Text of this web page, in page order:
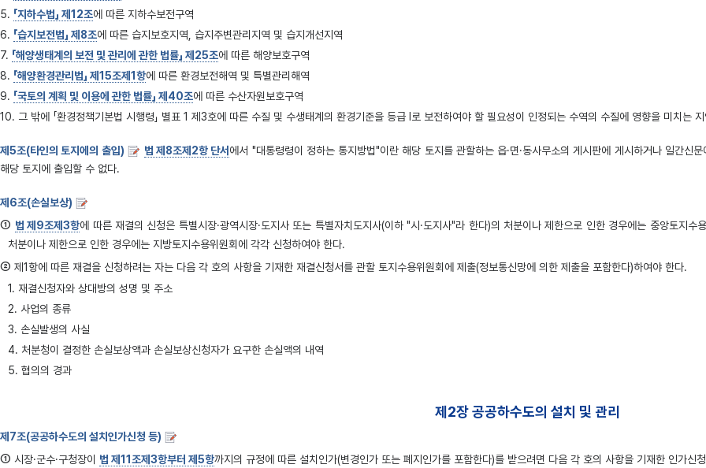
5. 「지하수법」 제12조에 따른 지하수보전구역
6. 「습지보전법」 제8조에 따른 습지보호지역, 습지주변관리지역 및 습지개선지역
7. 「해양생태계의 보전 및 관리에 관한 법률」 제25조에 따른 해양보호구역
8. 「해양환경관리법」 제15조제1항에 따른 환경보전해역 및 특별관리해역
9. 「국토의 계획 및 이용에 관한 법률」 제40조에 따른 수산자원보호구역
10. 그 밖에 「환경정책기본법 시행령」 별표 1 제3호에 따른 수질 및 수생태계의 환경기준을 등급 I로 보전하여야 할 필요성이 인정되는 수역의 수질에 영향을 미치는
제5조(타인의 토지에의 출입) 법 제8조제2항 단서 에서 "대통령령이 정하는 통지방법"이란 해당 토지를 관할하는 읍·면·동사무소의 게시판에 게시하거나 일간
해당 토지에 출입할 수 없다.
제6조(손실보상)
① 법 제9조제3항에 따른 재결의 신청은 특별시장·광역시장·도지사 또는 특별자치도지사(이하 "시·도지사"라 한다)의 처분이나 제한으로 인한 경우에는 중앙토지수
처분이나 제한으로 인한 경우에는 지방토지수용위원회에 각각 신청하여야 한다.
② 제1항에 따른 재결을 신청하려는 자는 다음 각 호의 사항을 기재한 재결신청서를 관할 토지수용위원회에 제출(정보통신망에 의한 제출을 포함한다)하여야 한다.
1. 재결신청자와 상대방의 성명 및 주소
2. 사업의 종류
3. 손실발생의 사실
4. 처분청이 결정한 손실보상액과 손실보상신청자가 요구한 손실액의 내역
5. 협의의 경과
제2장 공공하수도의 설치 및 관리
제7조(공공하수도의 설치인가신청 등)
① 시장·군수·구청장이 법 제11조제3항부터 제5항까지의 규정에 따른 설치인가(변경인가 또는 폐지인가를 포함한다)를 받으려면 다음 각 호의 사항을 기재한 인가